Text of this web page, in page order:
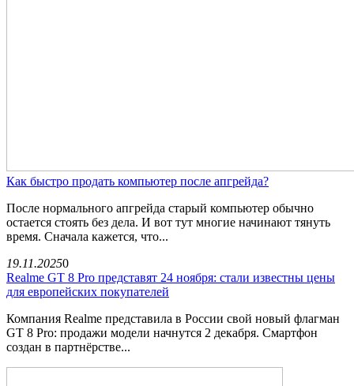
Как быстро продать компьютер после апгрейда?
После нормального апгрейда старый компьютер обычно
остается стоять без дела. И вот тут многие начинают тянуть
время. Сначала кажется, что...
19.11.20250
Realme GT 8 Pro представят 24 ноября: стали известны цены
для европейских покупателей
Компания Realme представила в России свой новый флагман
GT 8 Pro: продажи модели начнутся 2 декабря. Смартфон
создан в партнёрстве...